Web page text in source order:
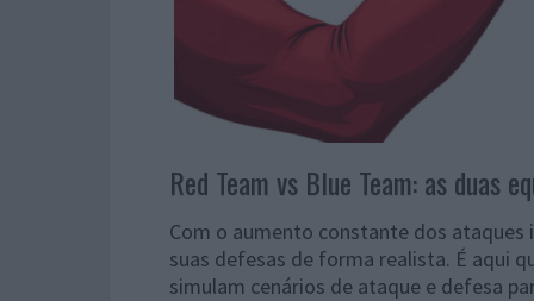
Red Team vs Blue Team: as duas
Com o aumento constante dos
suas defesas de forma realista. É aqui
simulam cenários de ataque e defesa